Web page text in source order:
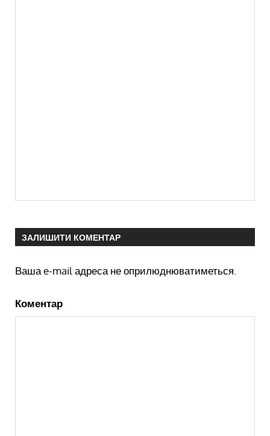
ЗАЛИШИТИ КОМЕНТАР
Ваша e-mail адреса не оприлюднюватиметься.
Коментар